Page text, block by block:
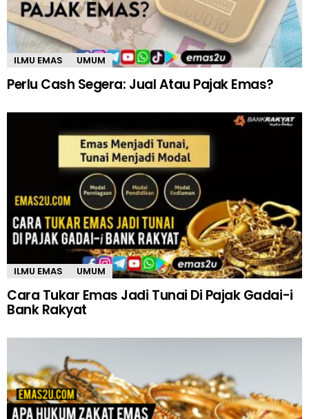
ILMU EMAS UMUM
Perlu Cash Segera: Jual Atau Pajak Emas?
ILMU EMAS UMUM
Cara Tukar Emas Jadi Tunai Di Pajak Gadai-i
Bank Rakyat